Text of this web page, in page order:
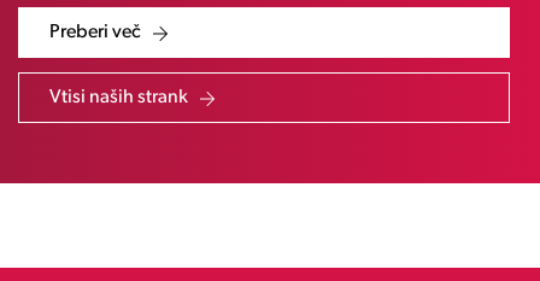
Preberi več
Vtisi naših strank